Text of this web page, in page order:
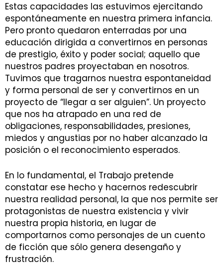
Estas capacidades las estuvimos ejercitando
espontáneamente en nuestra primera infancia.
Pero pronto quedaron enterradas por una
educación dirigida a convertirnos en personas
de prestigio, éxito y poder social; aquello que
nuestros padres proyectaban en nosotros.
Tuvimos que tragarnos nuestra espontaneidad
y forma personal de ser y convertirnos en un
proyecto de “llegar a ser alguien”. Un proyecto
que nos ha atrapado en una red de
obligaciones, responsabilidades, presiones,
miedos y angustias por no haber alcanzado la
posición o el reconocimiento esperados.
En lo fundamental, el Trabajo pretende
constatar ese hecho y hacernos redescubrir
nuestra realidad personal, la que nos permite ser
protagonistas de nuestra existencia y vivir
nuestra propia historia, en lugar de
comportarnos como personajes de un cuento
de ficción que sólo genera desengaño y
frustración.